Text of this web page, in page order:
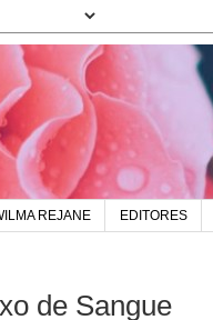
REJANE EDITORES
de Sangue